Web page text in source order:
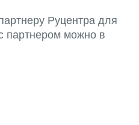
Руцентра для
партнером можно в